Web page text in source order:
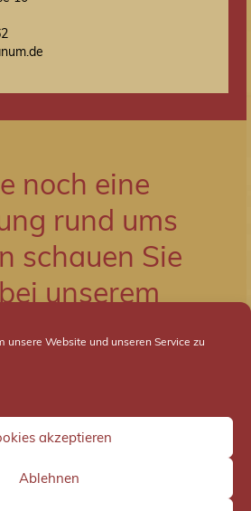
unsere Website und unseren Service zu
akzeptieren
Ablehnen
noch eine
rund ums
schauen Sie
unserem
vorbei…